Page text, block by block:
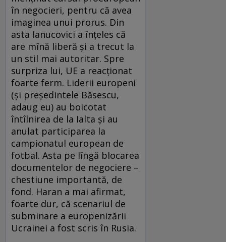
în negocieri, pentru că avea
imaginea unui prorus. Din
asta Ianucovici a înţeles că
are mînă liberă şi a trecut la
un stil mai autoritar. Spre
surpriza lui, UE a reacţionat
foarte ferm. Liderii europeni
(şi preşedintele Băsescu,
adaug eu) au boicotat
întîlnirea de la Ialta şi au
anulat participarea la
campionatul european de
fotbal. Asta pe lîngă blocarea
documentelor de negociere –
chestiune importantă, de
fond. Haran a mai afirmat,
foarte dur, că scenariul de
subminare a europenizării
Ucrainei a fost scris în Rusia.